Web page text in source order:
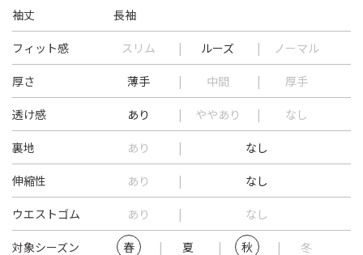
袖丈 長袖
フィット感 スリム ルーズ ノーマル
厚さ 薄手 中間 厚手
透け感 あり ややあり なし
裏地 あり なし
伸縮性 あり なし
ウエストゴム あり なし
対象シーズン 春 夏 秋 冬